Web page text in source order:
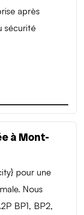
après
sécurité
à Mont-
pour une
Nous
BP1, BP2,